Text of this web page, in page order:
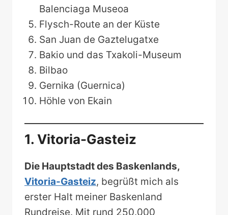
Balenciaga Museoa
Flysch-Route an der Küste
San Juan de Gaztelugatxe
Bakio und das Txakoli-Museum
Bilbao
Gernika (Guernica)
Höhle von Ekain
1. Vitoria-Gasteiz
Die Hauptstadt des Baskenlands,
Vitoria-Gasteiz, begrüßt mich als
erster Halt meiner Baskenland
Rundreise. Mit rund 250.000